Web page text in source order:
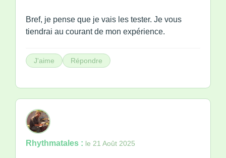
Bref, je pense que je vais les tester. Je vous
tiendrai au courant de mon expérience.
J'aime Répondre
Rhythmatales : le 21 Août 2025